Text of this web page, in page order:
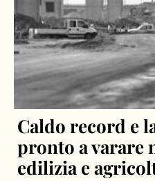
Caldo record e
pronto a varare
edilizia e